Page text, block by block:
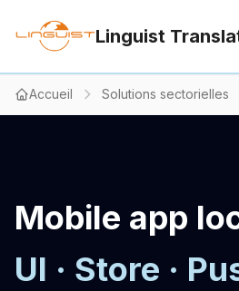
Linguist
Accueil Solutions sectorielles
Mobile app
UI · Store ·